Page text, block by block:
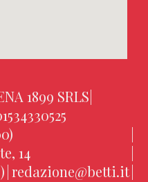
1899 SRLS
14
redazione@betti.it